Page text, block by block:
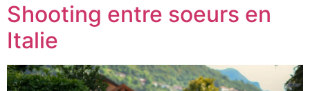
Shooting entre soeurs en
Italie